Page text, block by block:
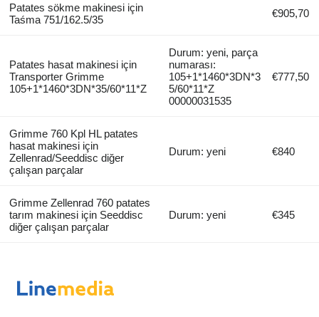
Patates sökme makinesi için
Taśma 751/162.5/35
€905,70
Patates hasat makinesi için
Transporter Grimme
105+1*1460*3DN*35/60*11*Z
Durum: yeni, parça
numarası:
105+1*1460*3DN*3
5/60*11*Z
00000031535
€777,50
Grimme 760 Kpl HL patates
hasat makinesi için
Zellenrad/Seeddisc diğer
çalışan parçalar
Durum: yeni €840
Grimme Zellenrad 760 patates
tarım makinesi için Seeddisc
diğer çalışan parçalar
Durum: yeni €345